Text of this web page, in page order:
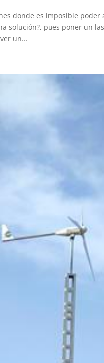
donde es imposible
solución?, pues poner un
un...